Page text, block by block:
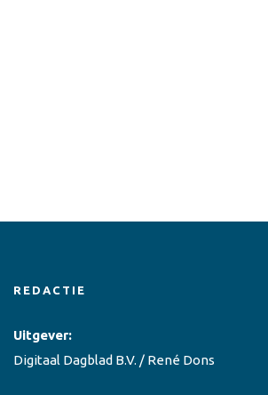
REDACTIE
Uitgever:
Digitaal Dagblad B.V. / René Dons